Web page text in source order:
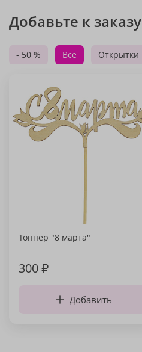
Добавьте к заказу
- 50 % Все Открытки
Топпер "8 марта"
300₽
Добавить